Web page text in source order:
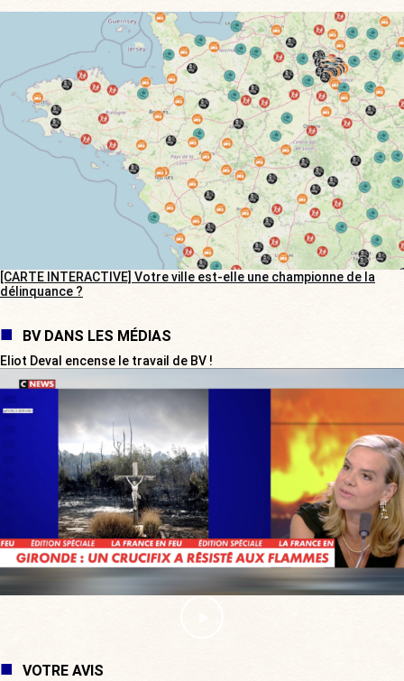
[CARTE INTERACTIVE] Votre ville est-elle une championne de la
délinquance ?
BV DANS LES MÉDIAS
Eliot Deval encense le travail de BV !
VOTRE AVIS